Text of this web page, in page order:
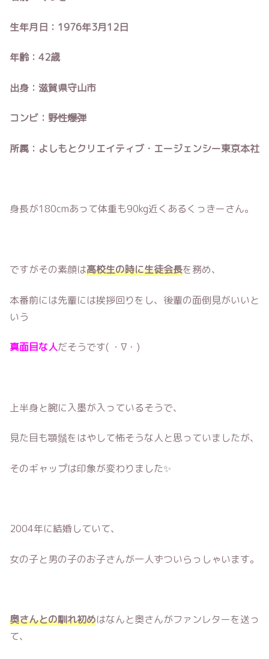
生年月日：1976年3月12日
年齢：42歳
出身：滋賀県守山市
コンビ：野性爆弾
所属：よしもとクリエイティブ・エージェンシー東京本社
身長が180cmあって体重も90kg近くあるくっきーさん。
ですがその素顔は高校生の時に生徒会長を務め、
本番前には先輩には挨拶回りをし、後輩の面倒見がいいと
いう
真面目な人だそうです( ・∇・)
上半身と腕に入墨が入っているそうで、
見た目も顎鬚をはやして怖そうな人と思っていましたが、
そのギャップは印象が変わりました✨
2004年に結婚していて、
女の子と男の子のお子さんが一人ずついらっしゃいます。
奥さんとの馴れ初めはなんと奥さんがファンレターを送っ
て、